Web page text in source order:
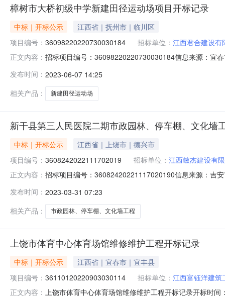
樟树市大桥初级中学新建田径运动场项目开标记录
中标｜开标公示
江西省｜抚州市｜临川区
项目编号： 36098220220730030184 招标单位： 江西君合建设有
正文内容： 招标项目编号：36098220220730030184信息来源：宜
要求:;保证金金额:0.00元,投标文件递交时间
发布时间： 2023-06-07 14:25
相关产品：
新建田径运动场
新干县第三人民医院二期市政园林、停车棚、文化墙
中标｜开标公示
江西省｜上饶市｜德兴市
项目编号： 3608242022111702019 招标单位： 江西敏杰建设有
正文内容： 招标项目编号：36082420221117020190信息来源：吉
日历天;质量要求:;保证金金额:0.00元,投标文件递交时间:
发布时间： 2023-03-31 07:23
相关产品：
市政园林、停车棚、文化墙工程
上饶市体育中心体育场馆维修维护工程开标记录
中标｜开标公示
江西省｜宜春市｜宜丰县
项目编号： 36110120220903030114 招标单位： 江西富钰洋建筑
正文内容： 上饶市体育中心体育场馆维修维护工程开标记录开标时